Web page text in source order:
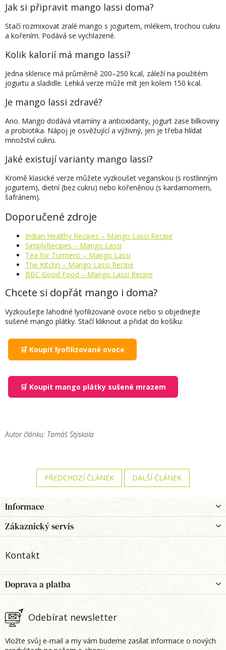
Jak si připravit mango lassi doma?
Stačí rozmixovat zralé mango s jogurtem, mlékem, trochou cukru
a kořením. Podává se vychlazené.
Kolik kalorií má mango lassi?
Jedna sklenice má průměrně 200–250 kcal, záleží na použitém
jogurtu a sladidle. Lehká verze může mít jen kolem 150 kcal.
Je mango lassi zdravé?
Ano. Mango dodává vitamíny a antioxidanty, jogurt zase bílkoviny
a probiotika. Nápoj je osvěžující a výživný, jen je třeba hlídat
množství cukru.
Jaké existují varianty mango lassi?
Kromě klasické verze můžete vyzkoušet veganskou (s rostlinným
jogurtem), dietní (bez cukru) nebo kořeněnou (s kardamomem,
šafránem).
Doporučené zdroje
Indian Healthy Recipes – Mango Lassi Recipe
SimplyRecipes – Mango Lassi
Tea for Turmeric – Mango Lassi
The Kitchn – Mango Lassi Recipe
BBC Good Food – Mango Lassi Recipe
Chcete si dopřát mango i doma?
Vyzkoušejte lahodné lyofilizované ovoce nebo si objednejte
sušené mango plátky. Stačí kliknout a přidat do košíku:
🛒 Koupit lyofilizované ovoce
🛒 Koupit mango plátky sušené mrazem
Autor článku: Tomáš Stýskala
PŘEDCHOZÍ ČLÁNEK DALŠÍ ČLÁNEK
á
p
a
Informace
Zákaznický servis
Kontakt
Odebírat newsletter
Vložte svůj e-mail a my vám budeme zasílat informace o nových
Doprava a platba